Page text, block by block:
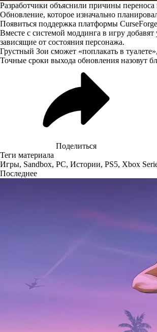
Разработчики объяснили причины
Обновление, которое изначально
Появиться поддержка платформы
Вместе с системой моддинга в игру
зависящие от состояния персонажа.
Грустный Зои сможет «поплакать в
Точные сроки выхода обновления назовут
Поделиться
Теги материала
Игры, Sandbox, PC, Истории, PS5, Xbox
Последнее